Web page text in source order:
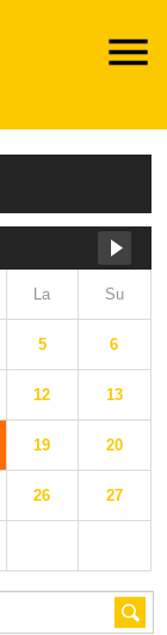
La Su
5 6
12 13
19 20
26 27